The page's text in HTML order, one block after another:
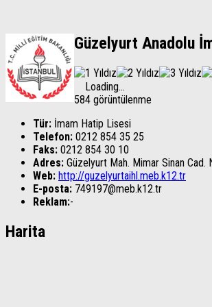
Güzelyurt Anadolu
Loading...
584 görüntülenme
Tür: İmam Hatip Lisesi
Telefon: 0212 854 35 25
Faks: 0212 854 30 10
Adres: Güzelyurt Mah. Mimar Sinan Cad.
Web: http://guzelyurtaihl.meb.k12.tr
E-posta: 749197@meb.k12.tr
Reklam:-
Harita